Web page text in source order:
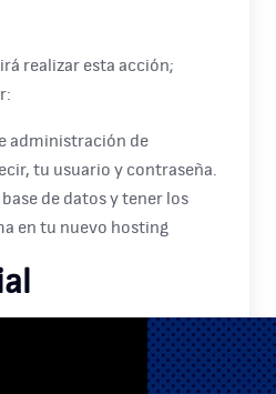
realizar esta acción;
administración de
tu usuario y contraseña.
de datos y tener los
en tu nuevo hosting